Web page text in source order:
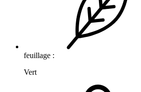
feuillage :
Vert